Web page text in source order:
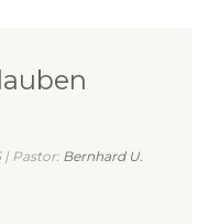
| Pastor: Bernhard U.